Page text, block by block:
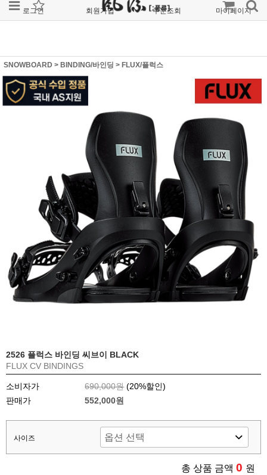
로그인 회원가입 주문조회 마이페이지
SNOWBOARD > BINDING/바인딩 > FLUX/플럭스
2526 플럭스 바인딩 씨브이 BLACK
FLUX CV BINDINGS
소비자가 690,000원 (20%할인)
판매가
552,000원
사이즈
총 상품 금액 0 원